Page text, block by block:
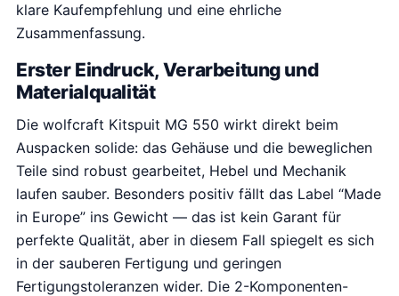
klare Kaufempfehlung und eine ehrliche
Zusammenfassung.
Erster Eindruck, Verarbeitung und
Materialqualität
Die wolfcraft Kitspuit MG 550 wirkt direkt beim
Auspacken solide: das Gehäuse und die beweglichen
Teile sind robust gearbeitet, Hebel und Mechanik
laufen sauber. Besonders positiv fällt das Label “Made
in Europe” ins Gewicht — das ist kein Garant für
perfekte Qualität, aber in diesem Fall spiegelt es sich
in der sauberen Fertigung und geringen
Fertigungstoleranzen wider. Die 2-Komponenten-